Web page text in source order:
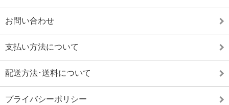
お問い合わせ
支払い方法について
配送方法･送料について
プライバシーポリシー